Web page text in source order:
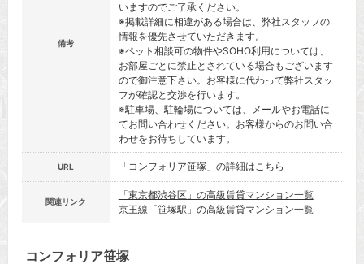
備考
いますのでご了承ください。
※掲載詳細に相違がある場合は、弊社スタッフの
情報を優先させていただきます。
※ペット相談可の物件やSOHO利用については、
お部屋ごとに禁止とされている場合もございます
ので御注意下さい。お客様に代わって弊社スタッ
フが確認と交渉を行います。
※駐車場、駐輪場については、メールやお電話に
てお問い合わせください。お客様からのお問い合
わせをお待ちしています。
URL 「コンフォリア笹塚」の詳細はこちら
関連リンク
「東京都渋谷区」の高級賃貸マンション一覧
京王線「笹塚駅」の高級賃貸マンション一覧
コンフォリア笹塚